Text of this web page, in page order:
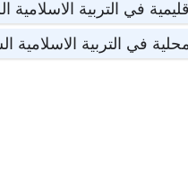
في التربية
في التربية الاسلامية